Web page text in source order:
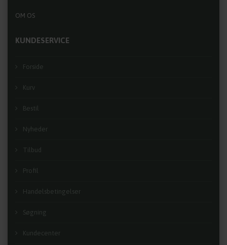
OM OS
KUNDESERVICE
Forside
Kurv
Bestil
Nyheder
Tilbud
Profil
Handelsbetingelser
Søgning
Kundecenter